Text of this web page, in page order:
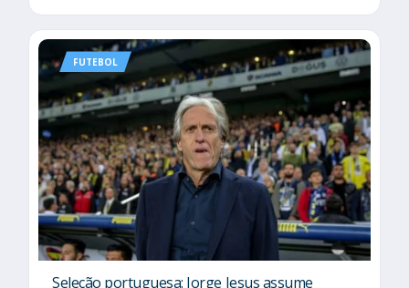
FUTEBOL
Seleção portuguesa: Jorge Jesus assume